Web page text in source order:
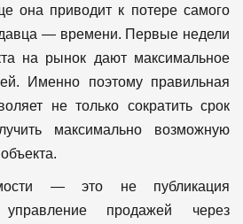
она приводит к потере самого
— времени. Первые недели
на рынок дают максимальное
Именно поэтому правильная
не только сократить срок
максимально возможную
— это не публикация
продажей через